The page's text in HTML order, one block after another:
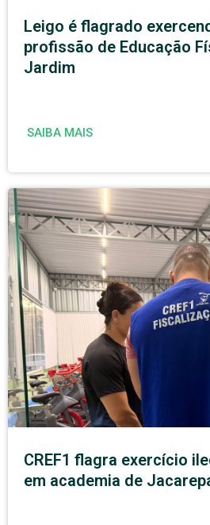
Leigo é flagrado
profissão de Educação
Jardim
SAIBA MAIS
CREF1 flagra exercício
em academia de